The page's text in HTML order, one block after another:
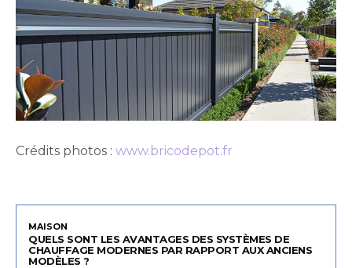
Crédits photos : www.bricodepot.fr
MAISON
QUELS SONT LES AVANTAGES DES SYSTÈMES DE
CHAUFFAGE MODERNES PAR RAPPORT AUX ANCIENS
MODÈLES ?